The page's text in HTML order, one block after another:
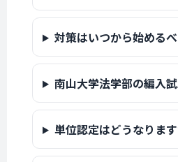
対策はいつから始める
南山大学法学部の編入
単位認定はどうなりま